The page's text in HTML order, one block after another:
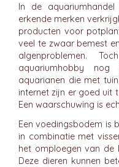
In de
erkende merken
producten voor
veel te zwaar bemest
algenproblemen.
aquariumhobby
aquarianen die met
internet zijn er goed uit
Een waarschuwing is
Een voedingsbodem is
in combinatie met
het omploegen van de
Deze dieren kunnen